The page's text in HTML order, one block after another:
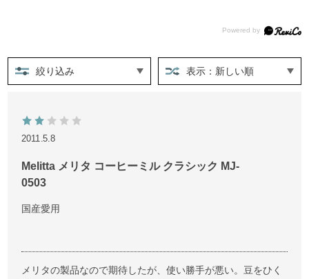
絞り込み 表示：新しい順
2011.5.8
Melitta メリタ コーヒーミル クラシック MJ-
0503
国産愛用
メリタの製品なので期待したが、使い勝手が悪い。豆をひく